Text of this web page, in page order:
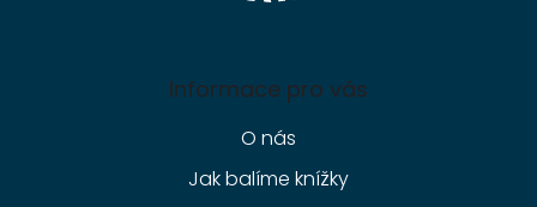
Informace pro vás
O nás
Jak balíme knížky